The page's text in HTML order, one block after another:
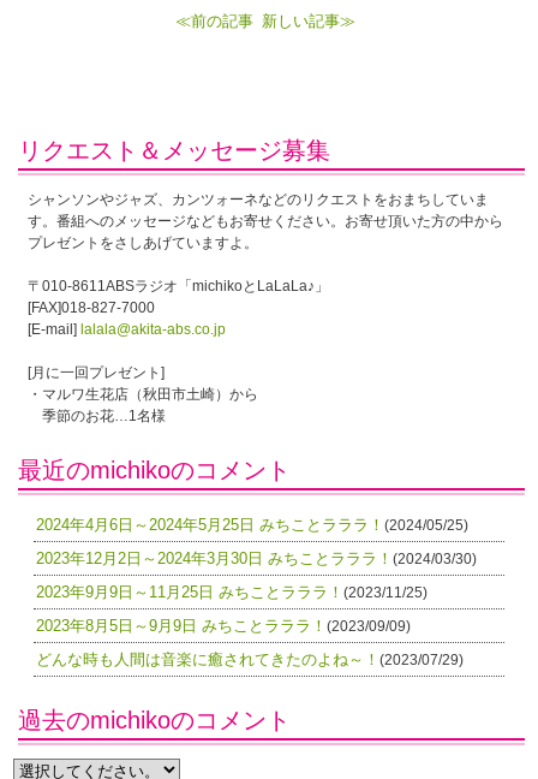
≪前の記事 新しい記事≫
リクエスト＆メッセージ募集
シャンソンやジャズ、カンツォーネなどのリクエストをおまちしていま
す。番組へのメッセージなどもお寄せください。お寄せ頂いた方の中から
プレゼントをさしあげていますよ。
〒010-8611ABSラジオ「michikoとLaLaLa♪」
[FAX]018-827-7000
[E-mail]lalala@akita-abs.co.jp
[月に一回プレゼント]
・マルワ生花店（秋田市土崎）から
季節のお花…1名様
最近のmichikoのコメント
2024年4月6日～2024年5月25日 みちことラララ！(2024/05/25)
2023年12月2日～2024年3月30日 みちことラララ！(2024/03/30)
2023年9月9日～11月25日 みちことラララ！(2023/11/25)
2023年8月5日～9月9日 みちことラララ！(2023/09/09)
どんな時も人間は音楽に癒されてきたのよね～！(2023/07/29)
過去のmichikoのコメント